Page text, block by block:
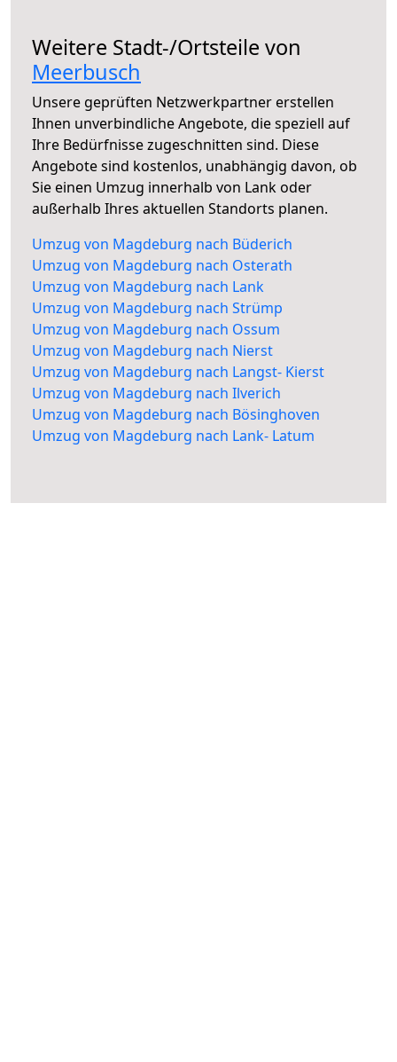
Weitere Stadt-/Ortsteile von
Meerbusch
Unsere geprüften Netzwerkpartner erstellen
Ihnen unverbindliche Angebote, die speziell auf
Ihre Bedürfnisse zugeschnitten sind. Diese
Angebote sind kostenlos, unabhängig davon, ob
Sie einen Umzug innerhalb von Lank oder
außerhalb Ihres aktuellen Standorts planen.
Umzug von Magdeburg nach Büderich
Umzug von Magdeburg nach Osterath
Umzug von Magdeburg nach Lank
Umzug von Magdeburg nach Strümp
Umzug von Magdeburg nach Ossum
Umzug von Magdeburg nach Nierst
Umzug von Magdeburg nach Langst- Kierst
Umzug von Magdeburg nach Ilverich
Umzug von Magdeburg nach Bösinghoven
Umzug von Magdeburg nach Lank- Latum